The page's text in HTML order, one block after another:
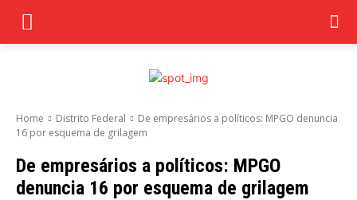
Home Distrito Federal
De empresários a políticos: MPGO denuncia
16 por esquema de grilagem
De empresários a políticos: MPGO
denuncia 16 por esquema de grilagem